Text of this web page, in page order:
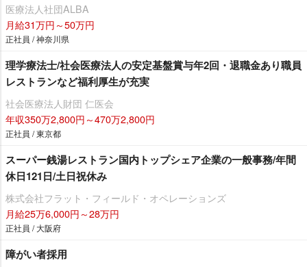
医療法人社団ALBA
月給31万円～50万円
正社員 / 神奈川県
理学療法士/社会医療法人の安定基盤賞与年2回・退職金あり職員
レストランなど福利厚生が充実
社会医療法人財団 仁医会
年収350万2,800円～470万2,800円
正社員 / 東京都
スーパー銭湯レストラン国内トップシェア企業の一般事務/年間
休日121日/土日祝休み
株式会社フラット・フィールド・オペレーションズ
月給25万6,000円～28万円
正社員 / 大阪府
障がい者採用